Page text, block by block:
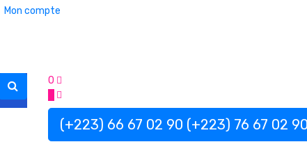
Mon compte
0
(+223) 66 67 02 90 (+223) 76 67 02